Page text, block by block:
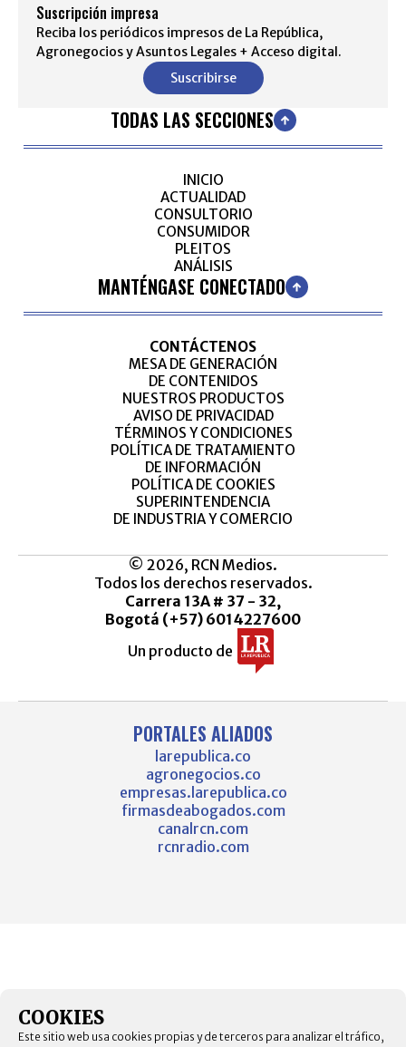
Suscripción impresa
Reciba los periódicos impresos de La República,
Agronegocios y Asuntos Legales + Acceso digital.
Suscribirse
TODAS LAS SECCIONES
INICIO
ACTUALIDAD
CONSULTORIO
CONSUMIDOR
PLEITOS
ANÁLISIS
MANTÉNGASE CONECTADO
CONTÁCTENOS
MESA DE GENERACIÓN
DE CONTENIDOS
NUESTROS PRODUCTOS
AVISO DE PRIVACIDAD
TÉRMINOS Y CONDICIONES
POLÍTICA DE TRATAMIENTO
DE INFORMACIÓN
POLÍTICA DE COOKIES
SUPERINTENDENCIA
DE INDUSTRIA Y COMERCIO
© 2026, RCN Medios.
Todos los derechos reservados.
Carrera 13A # 37 - 32,
Bogotá (+57) 6014227600
Un producto de
PORTALES ALIADOS
larepublica.co
agronegocios.co
empresas.larepublica.co
firmasdeabogados.com
canalrcn.com
rcnradio.com
COOKIES
Este sitio web usa cookies propias y de terceros para analizar el tráfico,